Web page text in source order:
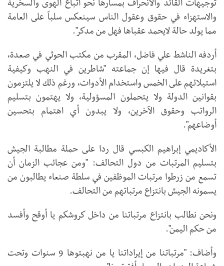
توجيهات القائد والانحراف بمسارها نحو اتباع الهوى والسخرية
والاستهزاء في حقوق وعقول الناس سينعكس سلباً على العامة
مما يولد حالة لايحمد عقباها فهل من مدكر".
أردفه الناشط علي فاضل، المقرب من مكتب الحوثي في صعدة،
بتغريدة قال فيها إن جماعته "شاطرين في النهب وكيفية
استيلائهم على الخمس واستخدام الأدوات، ورغم ذلك لا يلتزمون
بقوانين الدولة ولا يتحملون المسؤولية، ولا يهتمون بتسليم
الرواتب وحقوق الآخرين، ولا يبدون أي اهتمام بتحسين
أوضاعهم".
الأكاديمي إبراهيم الكبسي قال ردا على حملة مطالبة الجيش
بتسليم المرتبات من دول التحالف: "ومن عجائب الزمان أن
تسمع من زرطوا مرتبات الموظفين في سلطة صنعاء يطالبون من
يسمونه الجيش بانتزاع مرتباتهم من التحالف.
ونحن نطالب بانتزاع مرتباتنا من داخل كروشكم يا أوقح وأفسد
من حكم اليمن".
وأضاف: "مرتباتنا من إيراداتنا يا من نهبتوها 9 سنوات وتحت